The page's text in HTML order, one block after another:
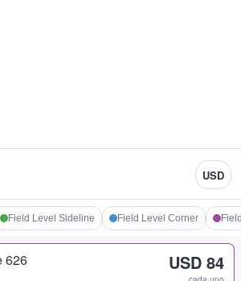
USD
Field Level Sideline Field Level Corner
626 USD 84